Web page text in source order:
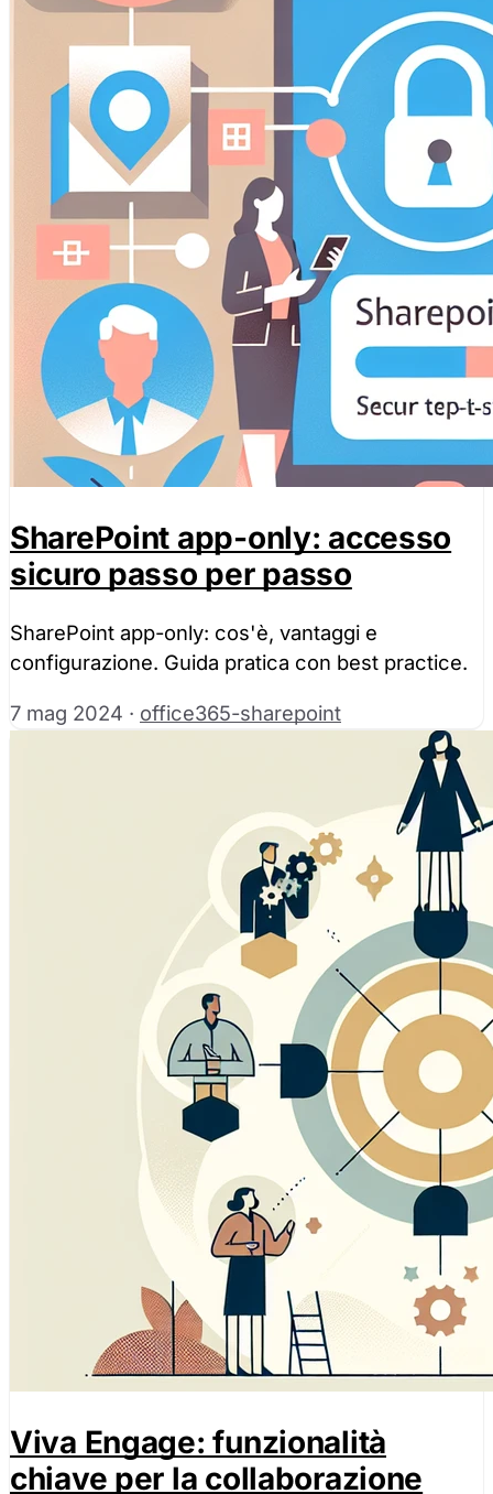
SharePoint app-only: accesso
sicuro passo per passo
SharePoint app-only: cos'è, vantaggi e
configurazione. Guida pratica con best practice.
7 mag 2024 · office365-sharepoint
Viva Engage: funzionalità
chiave per la collaborazione